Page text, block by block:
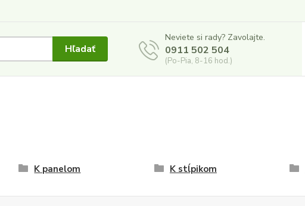
Hľadať
Neviete si rady? Zavolajte.
0911 502 504
(Po-Pia, 8-16 hod.)
K panelom K stĺpikom